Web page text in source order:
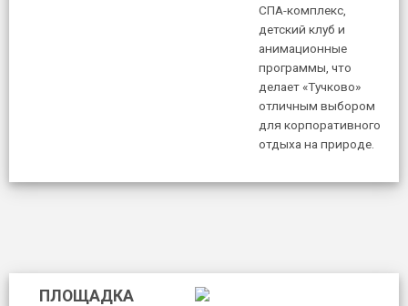
СПА-комплекс,
детский клуб и
анимационные
программы, что
делает «Тучково»
отличным выбором
для корпоративного
отдыха на природе.
ПЛОЩАДКА